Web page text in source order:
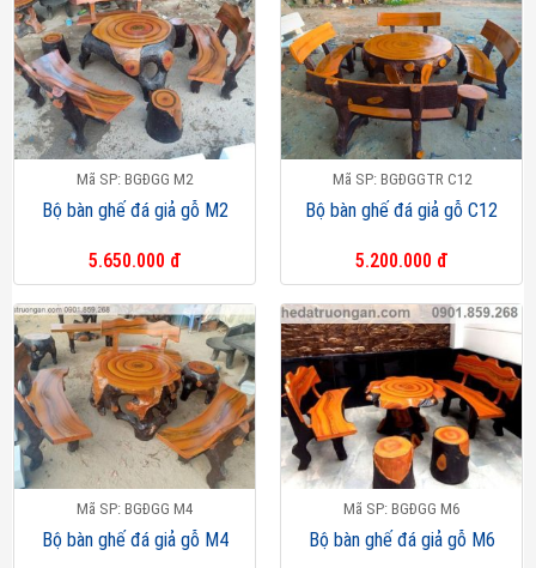
Mã SP: BGĐGG M2
Bộ bàn ghế đá giả gỗ M2
5.650.000 đ
Mã SP: BGĐGGTR C12
Bộ bàn ghế đá giả gỗ C12
5.200.000 đ
Mã SP: BGĐGG M4
Bộ bàn ghế đá giả gỗ M4
Mã SP: BGĐGG M6
Bộ bàn ghế đá giả gỗ M6